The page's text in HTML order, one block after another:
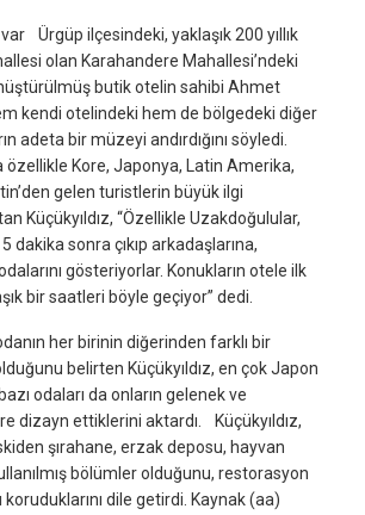
Ürgüp ilçesindeki, yaklaşık 200 yıllık
olan Karahandere Mahallesi’ndeki
butik otelin sahibi Ahmet
kendi otelindeki hem de bölgedeki diğer
adeta bir müzeyi andırdığını söyledi.
özellikle Kore, Japonya, Latin Amerika,
gelen turistlerin büyük ilgi
Küçükyıldız, “Özellikle Uzakdoğulular,
dakika sonra çıkıp arkadaşlarına,
gösteriyorlar. Konukların otele ilk
bir saatleri böyle geçiyor” dedi.
her birinin diğerinden farklı bir
belirten Küçükyıldız, en çok Japon
odaları da onların gelenek ve
dizayn ettiklerini aktardı. Küçükyıldız,
şırahane, erzak deposu, hayvan
bölümler olduğunu, restorasyon
koruduklarını dile getirdi. Kaynak (aa)